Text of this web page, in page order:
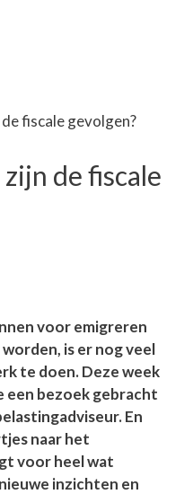
fiscale gevolgen?
de fiscale
voor emigreren
is er nog veel
te doen. Deze week
een bezoek gebracht
En
naar het
voor heel wat
inzichten en